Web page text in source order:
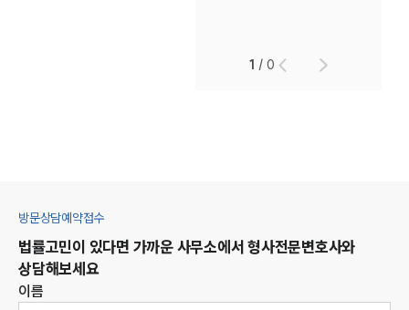
1 /0
방문상담예약접수
법률고민이 있다면 가까운 사무소에서형사전문변호사와
상담해보세요
이름